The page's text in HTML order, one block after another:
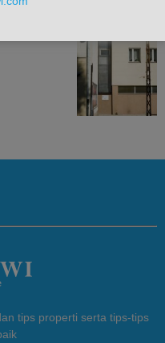
tips properti serta tips-tips